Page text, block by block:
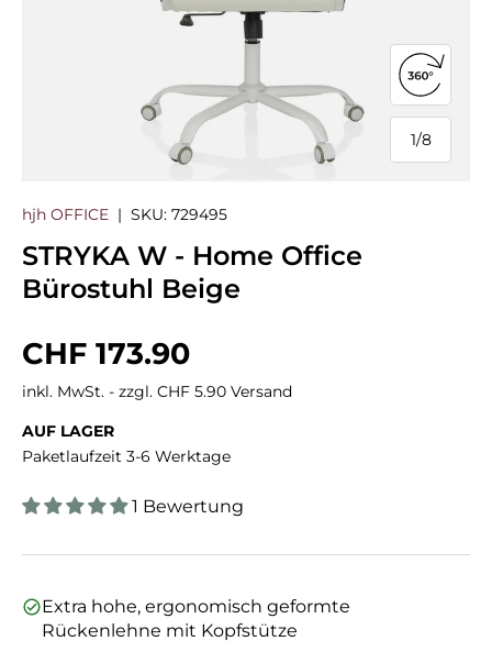
1/
von
8
360°-
hjh OFFICE | SKU: 729495
STRYKA W - Home Office
Bürostuhl Beige
Normaler Preis
CHF 173.90
inkl. MwSt. - zzgl. CHF 5.90 Versand
AUF LAGER
Paketlaufzeit 3-6 Werktage
1 Bewertung
Extra hohe, ergonomisch geformte
Rückenlehne mit Kopfstütze